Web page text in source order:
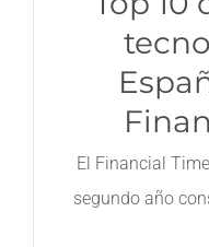
El Financial
segundo año